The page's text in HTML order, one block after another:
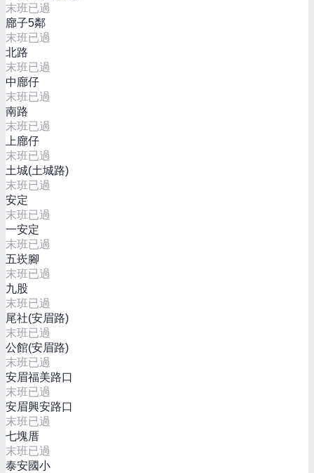
末班已過
廍子5鄰
末班已過
北路
末班已過
中廍仔
末班已過
南路
末班已過
上廍仔
末班已過
土城(土城路)
末班已過
安定
末班已過
一安定
末班已過
五崁腳
末班已過
九股
末班已過
尾社(安眉路)
末班已過
公館(安眉路)
末班已過
安眉福美路口
末班已過
安眉興安路口
末班已過
七塊厝
末班已過
泰安國小